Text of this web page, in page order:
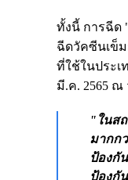
ทั้งนี้ การฉีด
ฉีดวัคซีนเข็
ที่ใช้ในประเ
มี.ค. 2565 ณ
"ในส
มากก
ป้องกั
ป้องกั